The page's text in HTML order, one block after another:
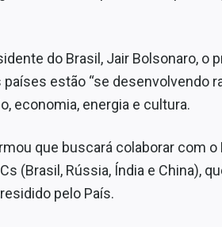
do Brasil, Jair Bolsonaro, o
estão “se desenvolvendo
economia, energia e cultura.
que buscará colaborar com
(Brasil, Rússia, Índia e China),
pelo País.